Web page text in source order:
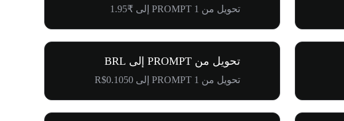
تحويل من 1 PROMPT إلى ₹1.95
تحويل من PROMPT إلى BRL
تحويل من 1 PROMPT إلى R$0.1050